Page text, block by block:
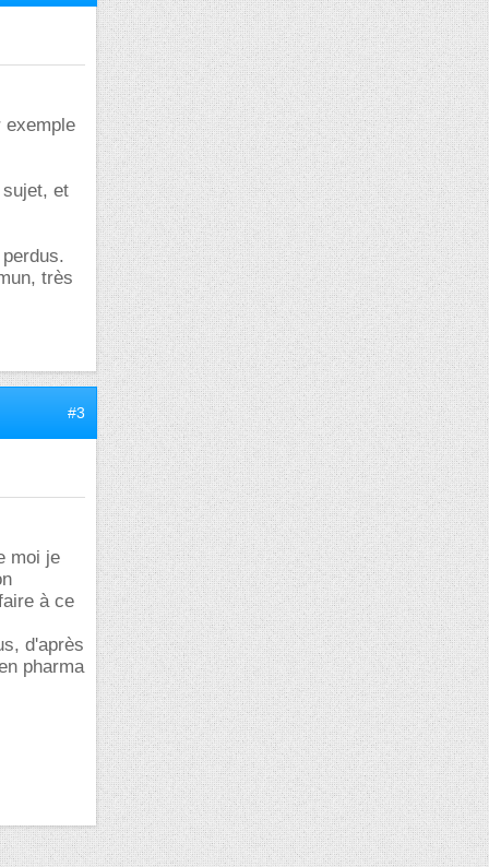
exemple
et
très
#3
moi je
à ce
d'après
pharma